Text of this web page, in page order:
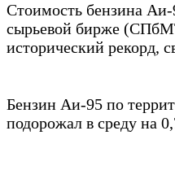
Стоимость бензина
сырьевой бирже
исторический рекорд,
Бензин Аи-95 по
подорожал в среду на